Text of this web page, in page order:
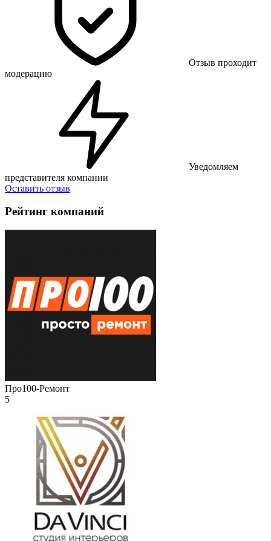
Отзыв проходит
модерацию
Уведомляем
представителя компании
Оставить отзыв
Рейтинг компаний
Про100-Ремонт
5